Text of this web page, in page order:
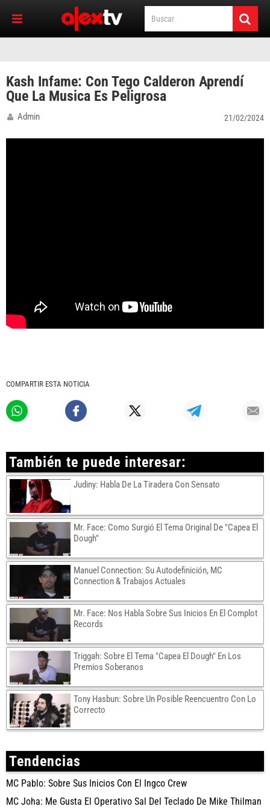
Kash Infame: Con Tego Calderon Aprendí
Que La Musica Es Peligrosa
Admin 21/02/2024
COMPARTIR ESTA NOTICIA
También te puede interesar:
Judiny: Habla De La Tiradera Con Sensato
Mr. Face: Como Surgió El Tema Original De "Capea El
Dough"
Manuel Connection: Su Autodefinición, MC
Connection & Trabajos Actuales
Mr. Face: Nos Habla Sobre Sus Inicios En El Complot
Records
Triggah: Sobre El Tema "Capea El Dough" En Los
Premios Soberanos
Tony Hasbun: Sobre Un Posible Reencuentro Con Lo
Correcto
Tendencias
MC Pablo: Sobre Sus Inicios Con El Ingco Crew
MC Joha: Me Gusta El Operativo Sal Del Teclado De Mike Thilman